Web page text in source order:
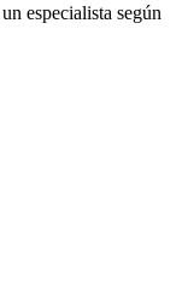
especialista según